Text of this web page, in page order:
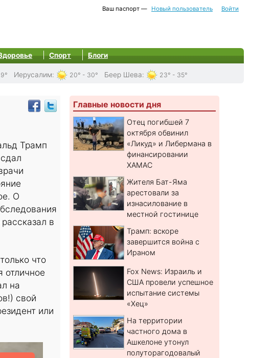
Ваш паспорт — Новый пользователь Войти
Спорт Блоги
Иерусалим: 20° - 30° Беер Шева: 23° - 35°
Трамп
О
в
что
отличное
на
свой
или
Главные новости дня
Отец погибшей 7
октября обвинил
«Ликуд» и Либермана в
финансировании
ХАМАС
Жителя Бат-Яма
арестовали за
изнасилование в
местной гостинице
Трамп: вскоре
завершится война с
Ираном
Fox News: Израиль и
США провели успешное
испытание системы
«Хец»
На территории
частного дома в
Ашкелоне утонул
полуторагодовалый